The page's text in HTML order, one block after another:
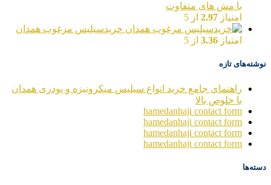
با مش های متفاوت
امتیاز 2.97 از 5
خریدسیلیس مرغوب همدان
امتیاز 3.36 از 5
نوشته‌های تازه
راهنمای جامع خرید انواع سیلیس میکرونیزه و پودری همدان
با خلوص بالا
hamedanhaji contact form
hamedanhaji contact form
hamedanhaji contact form
hamedanhaji contact form
دسته‌ها